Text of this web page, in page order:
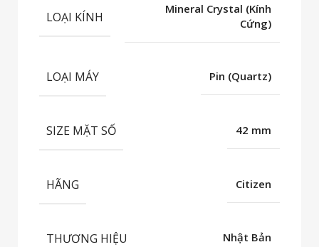
LOẠI KÍNH
Mineral Crystal (Kính
Cứng)
LOẠI MÁY Pin (Quartz)
SIZE MẶT SỐ 42 mm
HÃNG Citizen
THƯƠNG HIỆU Nhật Bản